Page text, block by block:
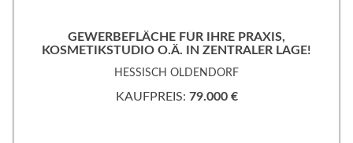
GEWERBEFLÄCHE FÜR IHRE PRAXIS,
KOSMETIKSTUDIO O.Ä. IN ZENTRALER LAGE!
HESSISCH OLDENDORF
KAUFPREIS: 79.000 €